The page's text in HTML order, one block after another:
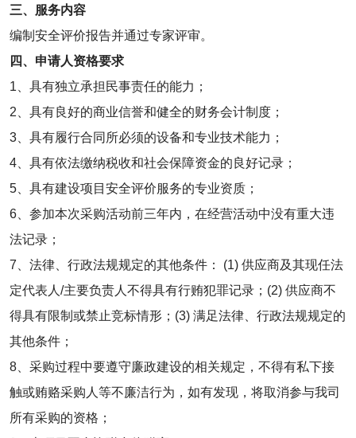
三、服务内容
编制安全评价报告并通过专家评审。
四、申请人资格要求
1、具有独立承担民事责任的能力；
2、具有良好的商业信誉和健全的财务会计制度；
3、具有履行合同所必须的设备和专业技术能力；
4、具有依法缴纳税收和社会保障资金的良好记录；
5、具有建设项目安全评价服务的专业资质；
6、参加本次采购活动前三年内，在经营活动中没有重大违
法记录；
7、法律、行政法规规定的其他条件： (1) 供应商及其现任法
定代表人/主要负责人不得具有行贿犯罪记录；(2) 供应商不
得具有限制或禁止竞标情形；(3) 满足法律、行政法规规定的
其他条件；
8、采购过程中要遵守廉政建设的相关规定，不得有私下接
触或贿赂采购人等不廉洁行为，如有发现，将取消参与我司
所有采购的资格；